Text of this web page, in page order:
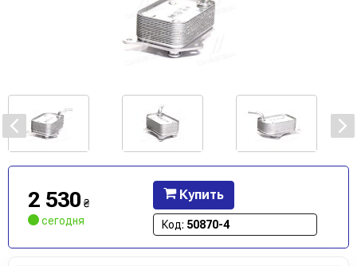
2 530 ₴
сегодня
Купить
Код: 50870-4